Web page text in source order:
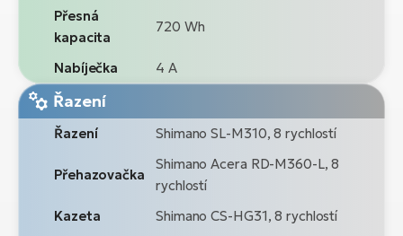
Přesná
kapacita
720 Wh
Nabíječka 4 A
Řazení
Řazení Shimano SL-M310, 8 rychlostí
Přehazovačka
Shimano Acera RD-M360-L, 8
rychlostí
Kazeta
Shimano CS-HG31, 8 rychlostí